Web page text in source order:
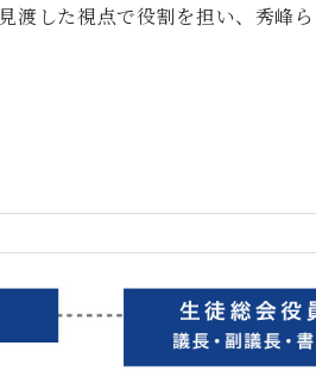
渡した視点で役割を担い、秀峰